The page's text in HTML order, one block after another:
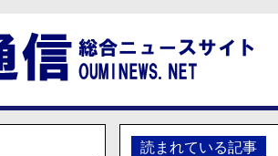
読まれている記事